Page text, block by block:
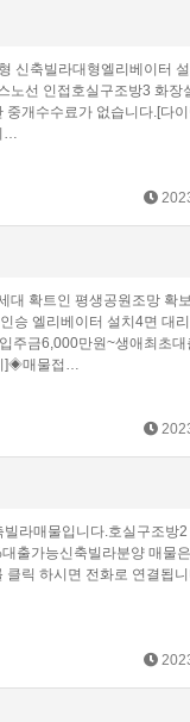
신축빌라대형엘리베이터
노선 인접​호실구조방3 화장
개수수료가 없습니다.[다
…
대 확트인 평생공원조망 확
승 엘리베이터 설치4면 대
주금6,000만원~생애최초
]◈매물접…
라매물입니다.​호실구조방
출가능신축빌라분양 매물
릭 하시면 전화로 연결됩